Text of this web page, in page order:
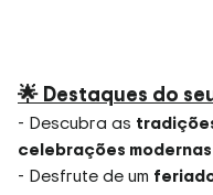
🌟 Destaques do
- Descubra as
celebrações
- Desfrute de um